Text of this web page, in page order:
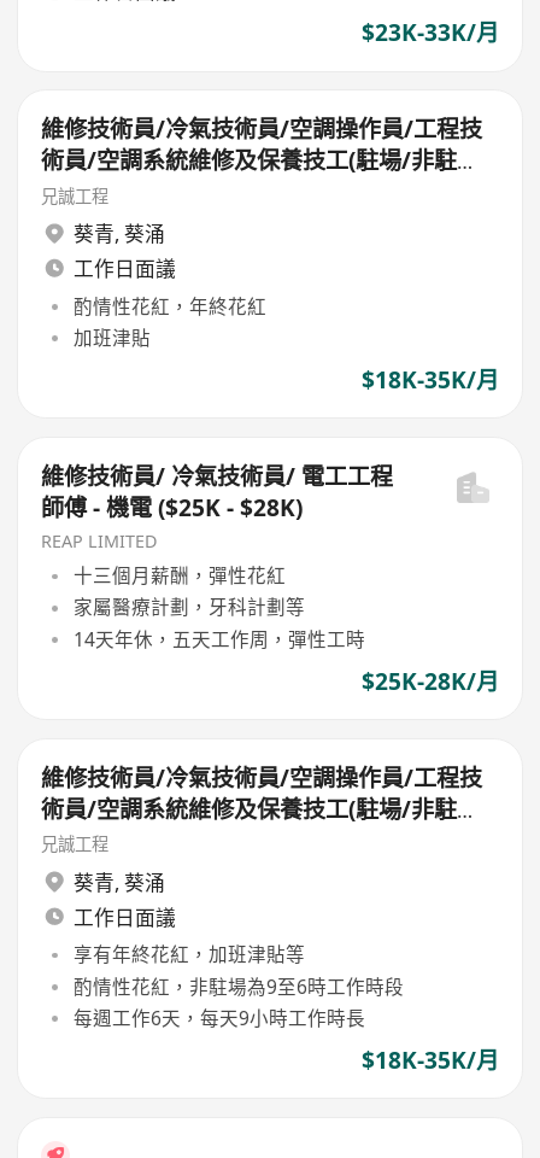
$23K-33K/月
維修技術員/冷氣技術員/空調操作員/工程技
術員/空調系統維修及保養技工(駐場/非駐
場）
兄誠工程
葵青, 葵涌
工作日面議
酌情性花紅，年終花紅
加班津貼
$18K-35K/月
維修技術員/ 冷氣技術員/ 電工工程
師傅 - 機電 ($25K - $28K)
REAP LIMITED
十三個月薪酬，彈性花紅
家屬醫療計劃，牙科計劃等
14天年休，五天工作周，彈性工時
$25K-28K/月
維修技術員/冷氣技術員/空調操作員/工程技
術員/空調系統維修及保養技工(駐場/非駐
場）
兄誠工程
葵青, 葵涌
工作日面議
享有年終花紅，加班津貼等
酌情性花紅，非駐場為9至6時工作時段
每週工作6天，每天9小時工作時長
$18K-35K/月